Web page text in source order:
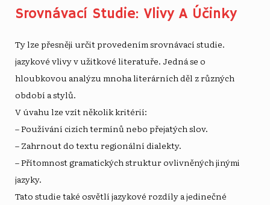
Srovnávací Studie: Vlivy A Účinky
Ty lze přesněji určit provedením srovnávací studie.
jazykové vlivyv užitkové literatuře. Jedná se o
hloubkovou analýzu mnoha literárních děl z různých
období a stylů.
V úvahu lze vzít několik kritérií:
– Používání cizích termínů nebo přejatých slov.
– Zahrnout do textu regionální dialekty.
– Přítomnost gramatických struktur ovlivněných jinými
jazyky.
Tato studie také osvětlí jazykové rozdíly a jedinečné